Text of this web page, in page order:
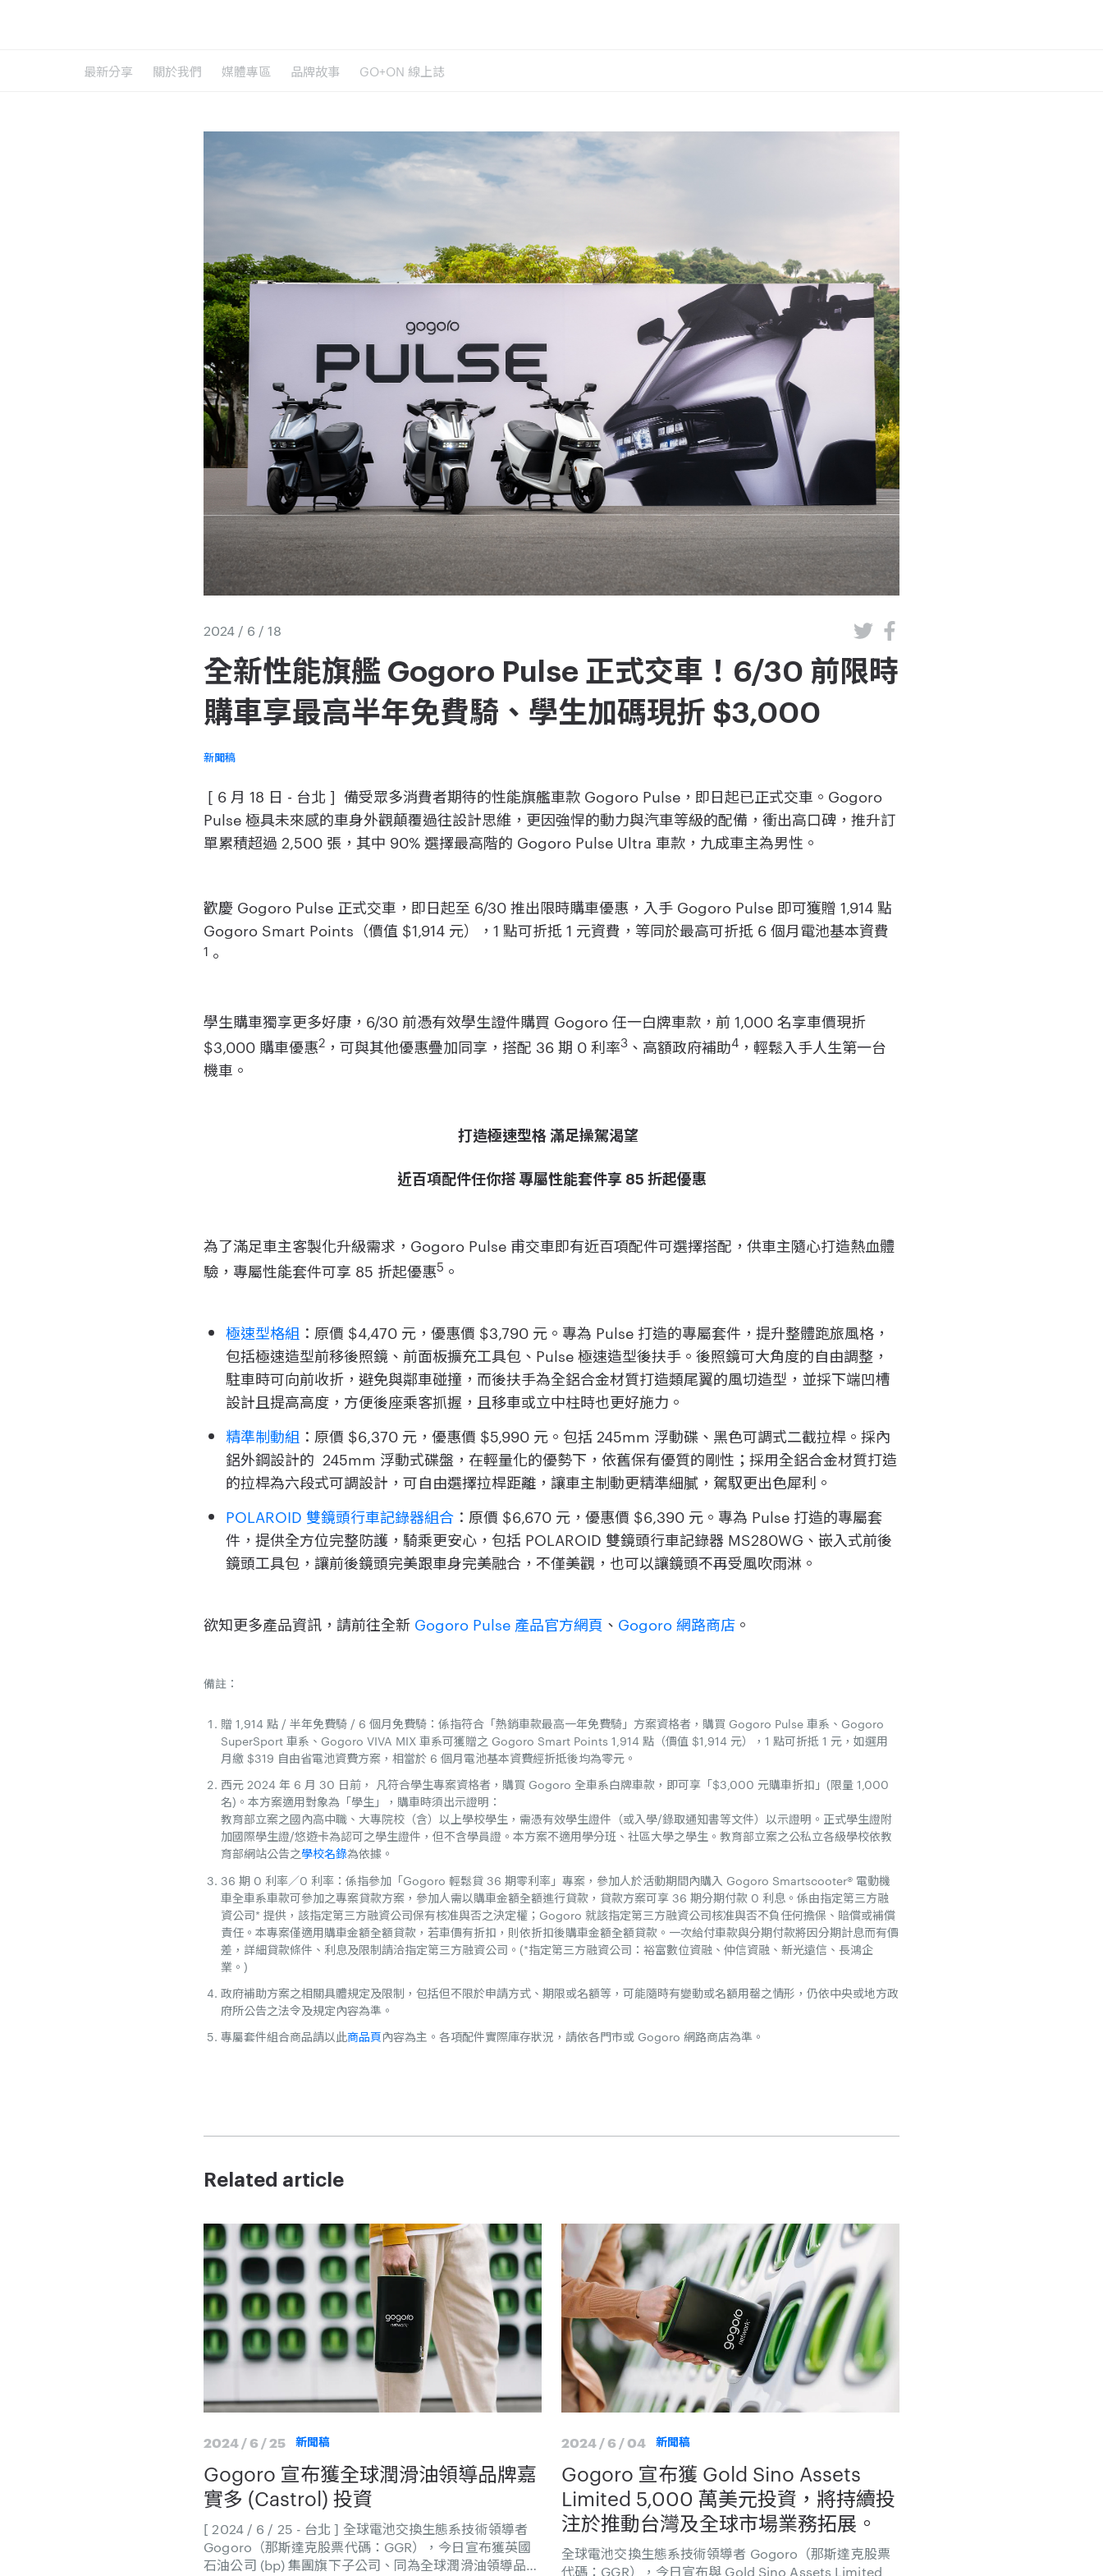
最新分享 關於我們 媒體專區 品牌故事 GO+ON 線上誌
2024 / 6 / 18
全新性能旗艦 Gogoro Pulse 正式交車！6/30 前限時
購車享最高半年免費騎、學生加碼現折 $3,000
新聞稿
[ 6 月 18 日 - 台北 ] 備受眾多消費者期待的性能旗艦車款 Gogoro Pulse，即日起已正式交車。Gogoro
Pulse 極具未來感的車身外觀顛覆過往設計思維，更因強悍的動力與汽車等級的配備，衝出高口碑，推升訂
單累積超過 2,500 張，其中 90% 選擇最高階的 Gogoro Pulse Ultra 車款，九成車主為男性。
歡慶 Gogoro Pulse 正式交車，即日起至 6/30 推出限時購車優惠，入手 Gogoro Pulse 即可獲贈 1,914 點
Gogoro Smart Points（價值 $1,914 元），1 點可折抵 1 元資費，等同於最高可折抵 6 個月電池基本資費
1 。
學生購車獨享更多好康，6/30 前憑有效學生證件購買 Gogoro 任一白牌車款，前 1,000 名享車價現折
$3,000 購車優惠2 ，可與其他優惠疊加同享，搭配 36 期 0 利率3 、高額政府補助4 ，輕鬆入手人生第一台
機車。
打造極速型格 滿足操駕渴望
近百項配件任你搭 專屬性能套件享 85 折起優惠
為了滿足車主客製化升級需求，Gogoro Pulse 甫交車即有近百項配件可選擇搭配，供車主隨心打造熱血體
驗，專屬性能套件可享 85 折起優惠5 。
極速型格組 ：原價 $4,470 元，優惠價 $3,790 元。專為 Pulse 打造的專屬套件，提升整體跑旅風格，
包括極速造型前移後照鏡、前面板擴充工具包、Pulse 極速造型後扶手。後照鏡可大角度的自由調整，
駐車時可向前收折，避免與鄰車碰撞，而後扶手為全鋁合金材質打造類尾翼的風切造型，並採下端凹槽
設計且提高高度，方便後座乘客抓握，且移車或立中柱時也更好施力。
精準制動組 ：原價 $6,370 元，優惠價 $5,990 元。包括 245mm 浮動碟、黑色可調式二截拉桿。採內
鋁外鋼設計的 245mm 浮動式碟盤，在輕量化的優勢下，依舊保有優質的剛性；採用全鋁合金材質打造
的拉桿為六段式可調設計，可自由選擇拉桿距離，讓車主制動更精準細膩，駕馭更出色犀利。
POLAROID 雙鏡頭行車記錄器組合 ：原價 $6,670 元，優惠價 $6,390 元。專為 Pulse 打造的專屬套
件，提供全方位完整防護，騎乘更安心，包括 POLAROID 雙鏡頭行車記錄器 MS280WG、嵌入式前後
鏡頭工具包，讓前後鏡頭完美跟車身完美融合，不僅美觀，也可以讓鏡頭不再受風吹雨淋。
欲知更多產品資訊，請前往全新 Gogoro Pulse 產品官方網頁 、 Gogoro 網路商店 。
備註：
贈 1,914 點 / 半年免費騎 / 6 個月免費騎：係指符合「熱銷車款最高一年免費騎」方案資格者，購買 Gogoro Pulse 車系、Gogoro
SuperSport 車系、Gogoro VIVA MIX 車系可獲贈之 Gogoro Smart Points 1,914 點（價值 $1,914 元），1 點可折抵 1 元，如選用
月繳 $319 自由省電池資費方案，相當於 6 個月電池基本資費經折抵後均為零元。
西元 2024 年 6 月 30 日前， 凡符合學生專案資格者，購買 Gogoro 全車系白牌車款，即可享「$3,000 元購車折扣」(限量 1,000
名)。本方案適用對象為「學生」，購車時須出示證明：
教育部立案之國內高中職、大專院校（含）以上學校學生，需憑有效學生證件（或入學/錄取通知書等文件）以示證明。正式學生證附
加國際學生證/悠遊卡為認可之學生證件，但不含學員證。本方案不適用學分班、社區大學之學生。教育部立案之公私立各級學校依教
育部網站公告之學校名錄為依據。
36 期 0 利率／0 利率：係指參加「Gogoro 輕鬆貸 36 期零利率」專案，參加人於活動期間內購入 Gogoro Smartscooter® 電動機
車全車系車款可參加之專案貸款方案，參加人需以購車金額全額進行貸款，貸款方案可享 36 期分期付款 0 利息。係由指定第三方融
資公司* 提供，該指定第三方融資公司保有核准與否之決定權；Gogoro 就該指定第三方融資公司核准與否不負任何擔保、賠償或補償
責任。本專案僅適用購車金額全額貸款，若車價有折扣，則依折扣後購車金額全額貸款。一次給付車款與分期付款將因分期計息而有價
差，詳細貸款條件、利息及限制請洽指定第三方融資公司。(*指定第三方融資公司：裕富數位資融、仲信資融、新光遠信、長鴻企
業。)
政府補助方案之相關具體規定及限制，包括但不限於申請方式、期限或名額等，可能隨時有變動或名額用罄之情形，仍依中央或地方政
府所公告之法令及規定內容為準。
專屬套件組合商品請以此商品頁內容為主。各項配件實際庫存狀況，請依各門市或 Gogoro 網路商店為準。
Related article
2024 / 6 / 25 新聞稿
Gogoro 宣布獲全球潤滑油領導品牌嘉
實多 (Castrol) 投資
[ 2024 / 6 / 25 - 台北 ] 全球電池交換生態系技術領導者
Gogoro（那斯達克股票代碼：GGR），今日宣布獲英國
石油公司 (bp) 集團旗下子公司、同為全球潤滑油領導品牌
2024 / 6 / 04 新聞稿
Gogoro 宣布獲 Gold Sino Assets
Limited 5,000 萬美元投資，將持續投
注於推動台灣及全球市場業務拓展。
全球電池交換生態系技術領導者 Gogoro（那斯達克股票
代碼：GGR），今日宣布與 Gold Sino Assets Limited